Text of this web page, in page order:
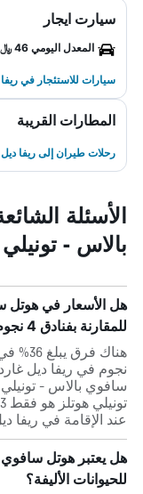
سيارت ايجار
المعدل اليومي 46 ﷼
سيارات للاستئجار في ريفا
المطارات القريبة
رحلات طيران إلى ريفا ديل
الأسئلة
بالاس - تونيلي
هل الأسعار في هوتل
للمقارنة بفنادق 4 نجوم في ريفا ديل غاردا؟
نجوم في ريفا ديل
سافوي بالاس -
عند الإقامة في ريفا
هل يعتبر هوتل سافوي
للحيوانات الأليفة؟